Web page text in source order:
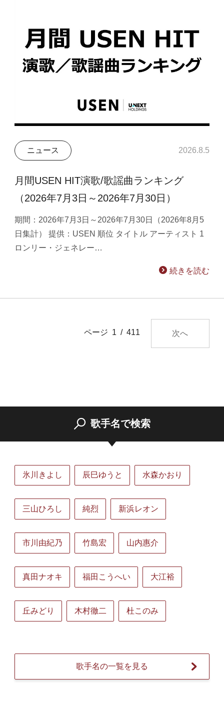
ニュース 2026.8.5
月間USEN HIT演歌/歌謡曲ランキング
（2026年7月3日～2026年7月30日）
期間：2026年7月3日～2026年7月30日（2026年8月5
日集計） 提供：USEN 順位 タイトル アーティスト 1
ロンリー・ジェネレー…
続きを読む
ページ 1 / 411 次へ
歌手名で検索
氷川きよし 辰巳ゆうと 水森かおり
三山ひろし 純烈 新浜レオン
市川由紀乃 竹島宏 山内惠介
真田ナオキ 福田こうへい 大江裕
丘みどり 木村徹二 杜このみ
歌手名の一覧を見る